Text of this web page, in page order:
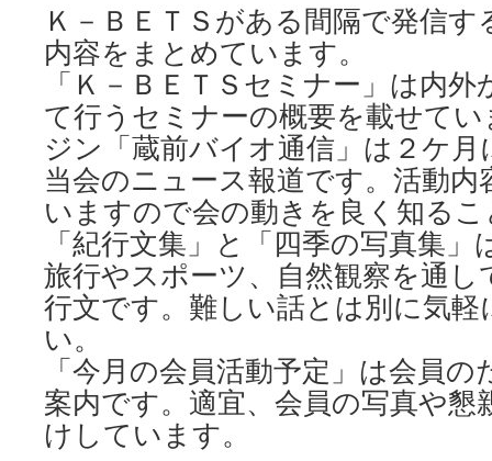
キ
ッ
プ
Ｋ－ＢＥＴＳがある間隔で発信
内容をまとめています。
「Ｋ－ＢＥＴＳセミナー」は内
て行うセミナーの概要を載せて
ジン「蔵前バイオ通信」は２ケ
当会のニュース報道です。活動
いますので会の動きを良く知る
「紀行文集」と「四季の写真集
旅行やスポーツ、自然観察を通し
行文です。難しい話とは別に気
い。
「今月の会員活動予定」は会員
案内です。適宜、会員の写真や懇
けしています。